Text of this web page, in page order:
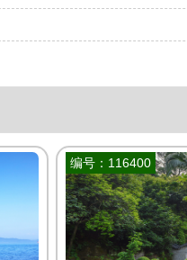
编号：116400